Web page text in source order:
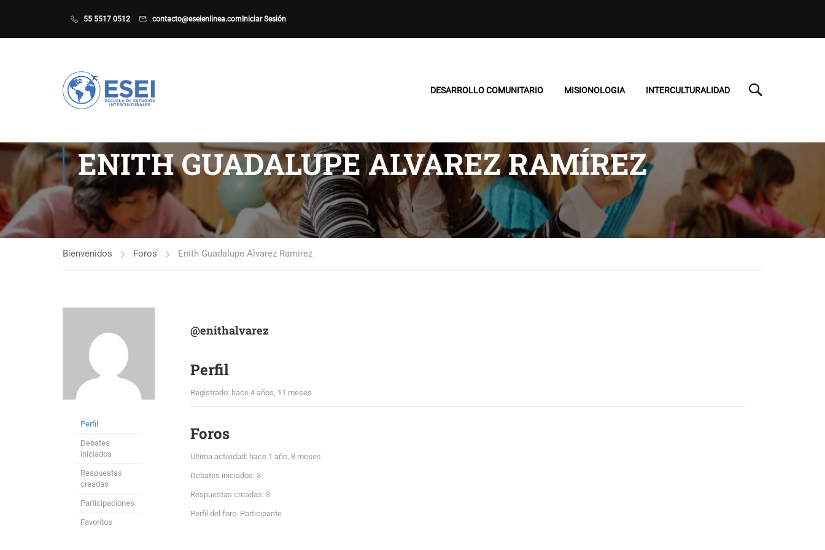
55 5517 0512 contacto@eseienlinea.com Iniciar Sesión
DESARROLLO COMUNITARIO MISIONOLOGIA INTERCULTURALIDAD
ENITH GUADALUPE ALVAREZ RAMÍREZ
Bienvenidos Foros Enith Guadalupe Alvarez Ramírez
Perfil
Debates
iniciados
Respuestas
creadas
Participaciones
Favoritos
@enithalvarez
Perfil
Registrado: hace 4 años, 11 meses
Foros
Última actividad: hace 1 año, 8 meses
Debates iniciados: 3
Respuestas creadas: 3
Perfil del foro: Participante